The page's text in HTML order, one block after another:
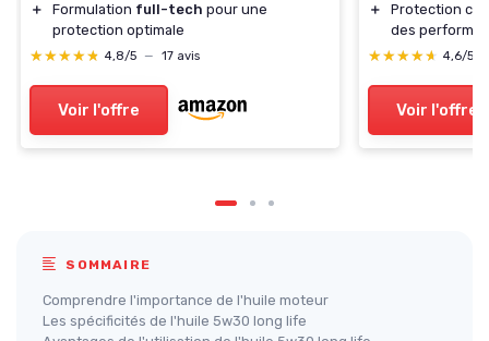
＋
Formulation full-tech pour une
protection optimale
★★★★★
★★★★★ 4,8/5 — 17 avis
Voir l'offre
＋
Protection
des
★★★★★
★★★★★ 4,6/5
Voir l'offre
SOMMAIRE
Comprendre l'importance de l'huile moteur
Les spécificités de l'huile 5w30 long life